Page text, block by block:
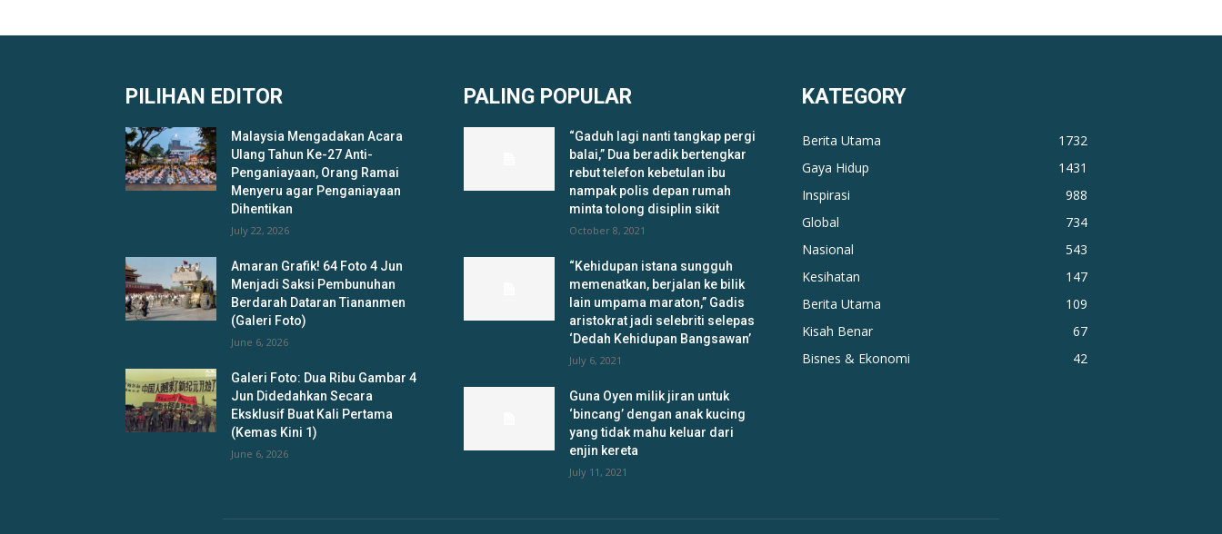
PILIHAN EDITOR
Malaysia Mengadakan Acara
Ulang Tahun Ke-27 Anti-
Penganiayaan, Orang Ramai
Menyeru agar Penganiayaan
Dihentikan
July 22, 2026
Amaran Grafik! 64 Foto 4 Jun
Menjadi Saksi Pembunuhan
Berdarah Dataran Tiananmen
(Galeri Foto)
June 6, 2026
Galeri Foto: Dua Ribu Gambar 4
Jun Didedahkan Secara
Eksklusif Buat Kali Pertama
(Kemas Kini 1)
June 6, 2026
PALING POPULAR
“Gaduh lagi nanti tangkap pergi
balai,” Dua beradik bertengkar
rebut telefon kebetulan ibu
nampak polis depan rumah
minta tolong disiplin sikit
October 8, 2021
“Kehidupan istana sungguh
memenatkan, berjalan ke bilik
lain umpama maraton,” Gadis
aristokrat jadi selebriti selepas
‘Dedah Kehidupan Bangsawan’
July 6, 2021
Guna Oyen milik jiran untuk
‘bincang’ dengan anak kucing
yang tidak mahu keluar dari
enjin kereta
July 11, 2021
KATEGORY
Berita Utama
1732
Gaya Hidup
1431
Inspirasi
988
Global
734
Nasional
543
Kesihatan
147
Berita Utama
109
Kisah Benar
67
Bisnes & Ekonomi
42